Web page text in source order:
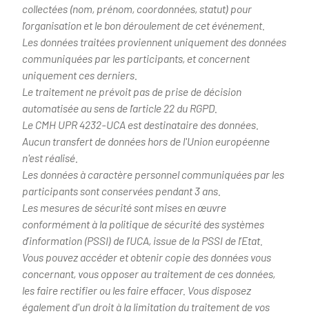
collectées (nom, prénom, coordonnées, statut) pour
l’organisation et le bon déroulement de cet événement.
Les données traitées proviennent uniquement des données
communiquées par les participants, et concernent
uniquement ces derniers.
Le traitement ne prévoit pas de prise de décision
automatisée au sens de l’article 22 du RGPD.
Le CMH UPR 4232-UCA est destinataire des données.
Aucun transfert de données hors de l'Union européenne
n'est réalisé.
Les données à caractère personnel communiquées par les
participants sont conservées pendant 3 ans.
Les mesures de sécurité sont mises en œuvre
conformément à la politique de sécurité des systèmes
d’information (PSSI) de l’UCA, issue de la PSSI de l’Etat.
Vous pouvez accéder et obtenir copie des données vous
concernant, vous opposer au traitement de ces données,
les faire rectifier ou les faire effacer. Vous disposez
également d'un droit à la limitation du traitement de vos